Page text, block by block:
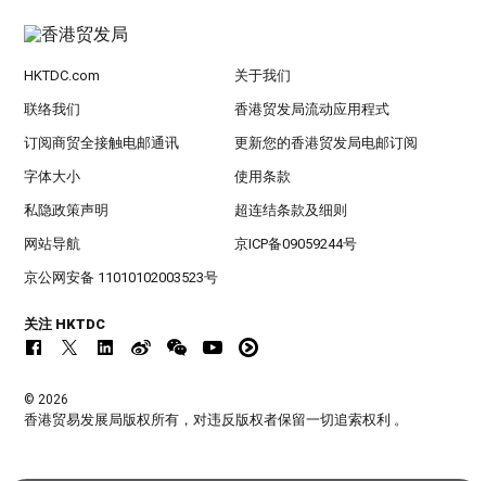
HKTDC.com 关于我们
联络我们 香港贸发局流动应用程式
订阅商贸全接触电邮通讯 更新您的香港贸发局电邮订阅
字体大小 使用条款
私隐政策声明 超连结条款及细则
网站导航 京ICP备09059244号
京公网安备 11010102003523号
关注 HKTDC
© 2026
香港贸易发展局版权所有，对违反版权者保留一切追索权利 。